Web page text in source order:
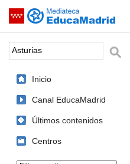
Saltar navegación
Palabra o frase:
Inicio
Canal EducaMadrid
Últimos contenidos
Centros